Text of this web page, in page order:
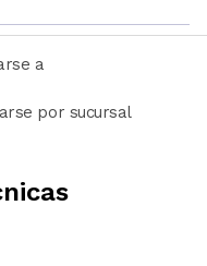
a
por sucursal